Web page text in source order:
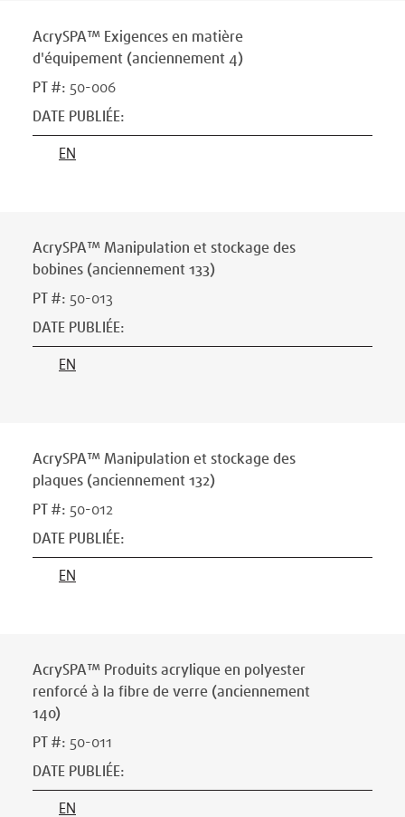
AcrySPA™ Exigences en matière
d'équipement (anciennement 4)
PT #: 50-006
DATE PUBLIÉE:
EN
AcrySPA™ Manipulation et stockage des
bobines (anciennement 133)
PT #: 50-013
DATE PUBLIÉE:
EN
AcrySPA™ Manipulation et stockage des
plaques (anciennement 132)
PT #: 50-012
DATE PUBLIÉE:
EN
AcrySPA™ Produits acrylique en polyester
renforcé à la fibre de verre (anciennement
140)
PT #: 50-011
DATE PUBLIÉE:
EN